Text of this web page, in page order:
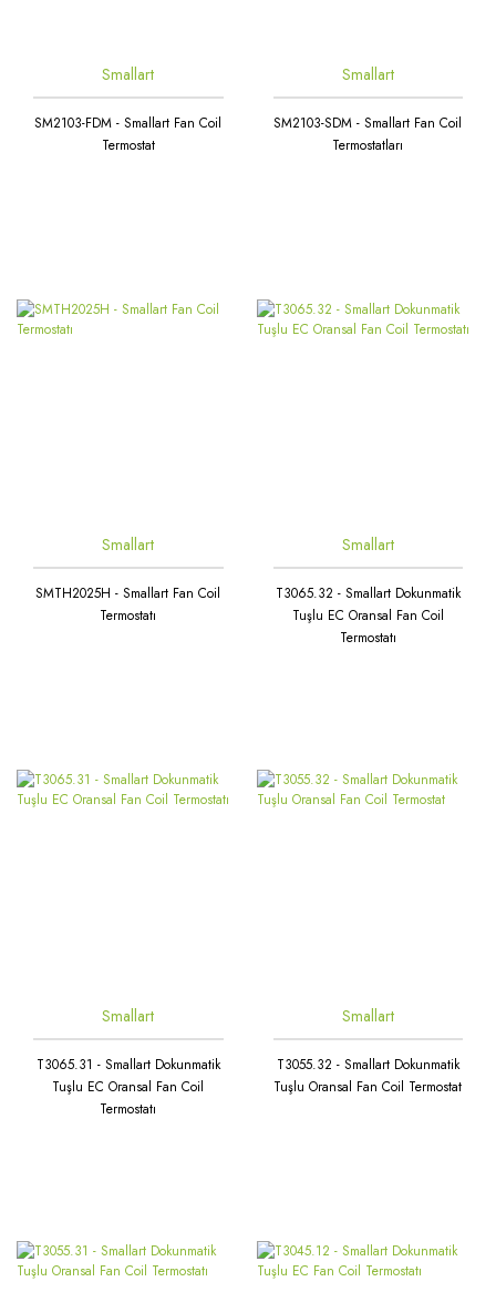
Smallart
SM2103-FDM - Smallart Fan Coil
Termostat
Smallart
SM2103-SDM - Smallart Fan Coil
Termostatları
Smallart
SMTH2025H - Smallart Fan Coil
Termostatı
Smallart
T3065.32 - Smallart Dokunmatik
Tuşlu EC Oransal Fan Coil
Termostatı
Smallart
T3065.31 - Smallart Dokunmatik
Tuşlu EC Oransal Fan Coil
Termostatı
Smallart
T3055.32 - Smallart Dokunmatik
Tuşlu Oransal Fan Coil Termostat